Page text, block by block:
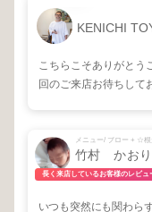
KENICHI
こちらこそありがとう
回のご来店お待ちして
竹村 かおり
長く来店しているお客様のレビュ
いつも突然にも関わら